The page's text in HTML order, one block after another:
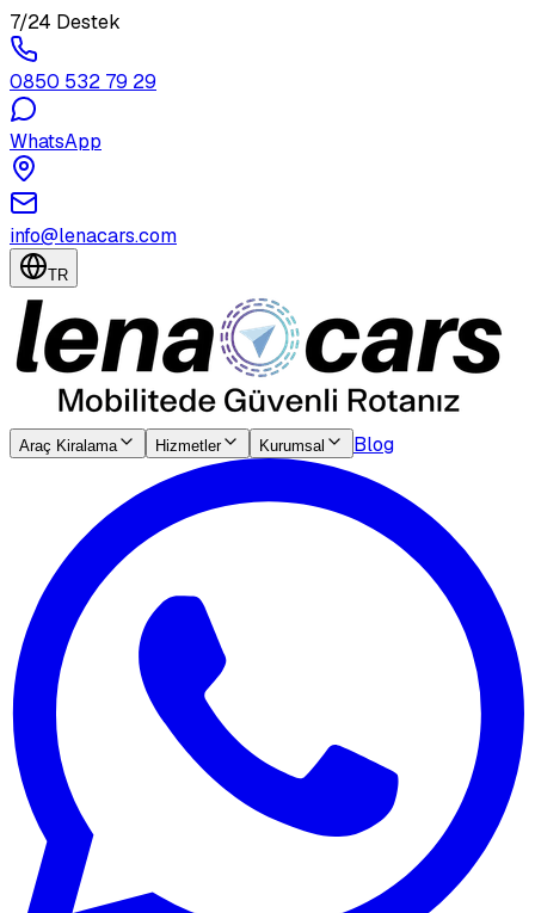
7/24 Destek
0850 532 79 29
WhatsApp
info@lenacars.com
TR
Araç Kiralama Hizmetler Kurumsal Blog